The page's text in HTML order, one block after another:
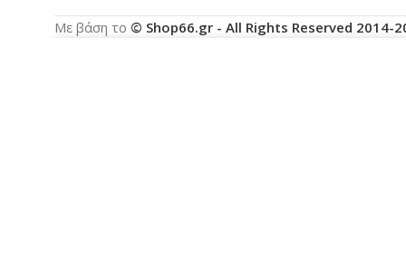
Με βάση το © Shop66.gr - All Rights Reserved 2014-